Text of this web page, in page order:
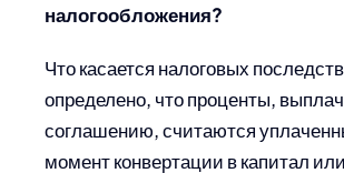
налогообложения?
Что касается налоговых
определено, что проценты,
соглашению, считаются
момент конвертации в капитал